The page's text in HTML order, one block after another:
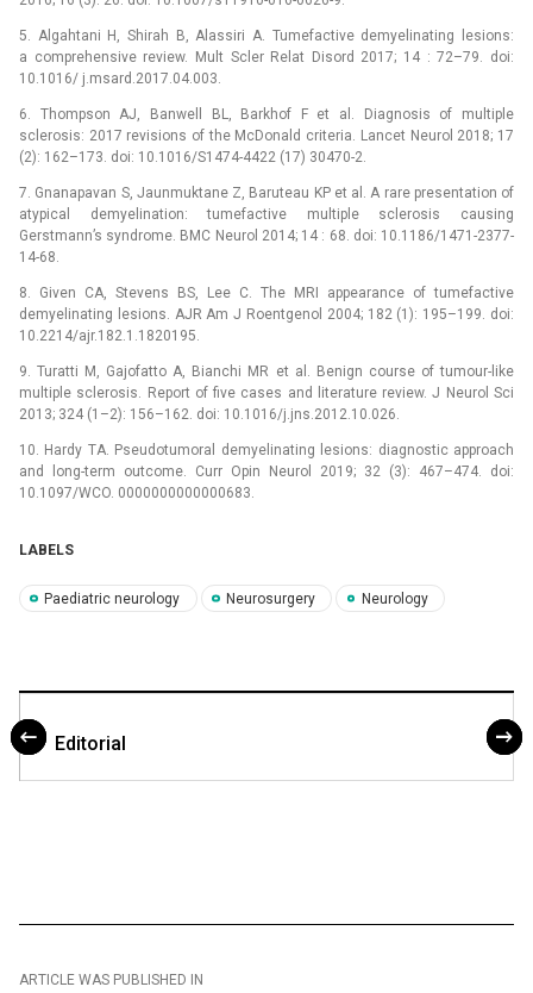
5. Algahtani H, Shirah B, Alassiri A. Tumefactive demyelinating lesions:
a comprehensive review. Mult Scler Relat Disord 2017; 14 : 72–79. doi:
10.1016/ j.msard.2017.04.003.
6. Thompson AJ, Banwell BL, Barkhof F et al. Dia­gnosis of multiple
sclerosis: 2017 revisions of the McDonald criteria. Lancet Neurol 2018; 17
(2): 162–173. doi: 10.1016/S1474-4422 (17) 30470-2.
7. Gnanapavan S, Jaunmuktane Z, Baruteau KP et al. A rare presentation of
atypical demyelination: tumefactive multiple sclerosis causing
Gerstmann’s syndrome. BMC Neurol 2014; 14 : 68. doi: 10.1186/1471-2377-
14-68.
8. Given CA, Stevens BS, Lee C. The MRI appearance of tumefactive
demyelinating lesions. AJR Am J Roentgenol 2004; 182 (1): 195–199. doi:
10.2214/ajr.182.1.1820195.
9. Turatti M, Gajofatto A, Bianchi MR et al. Benign course of tumour-like
multiple sclerosis. Report of five cases and literature review. J Neurol Sci
2013; 324 (1–2): 156–162. doi: 10.1016/j.jns.2012.10.026.
10. Hardy TA. Pseudotumoral demyelinating lesions: dia­gnostic approach
and long-term outcome. Curr Opin Neurol 2019; 32 (3): 467–474. doi:
10.1097/WCO. 0000000000000683.
LABELS
Paediatric neurology Neurosurgery Neurology
Editorial
ARTICLE WAS PUBLISHED IN